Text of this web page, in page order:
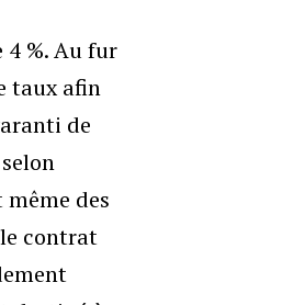
%. Au fur
taux afin
de
des
contrat